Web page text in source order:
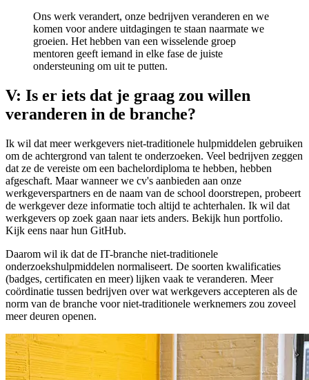
Ons werk verandert, onze bedrijven veranderen en we
komen voor andere uitdagingen te staan naarmate we
groeien. Het hebben van een wisselende groep
mentoren geeft iemand in elke fase de juiste
ondersteuning om uit te putten.
V: Is er iets dat je graag zou willen
veranderen in de branche?
Ik wil dat meer werkgevers niet-traditionele hulpmiddelen gebruiken
om de achtergrond van talent te onderzoeken. Veel bedrijven zeggen
dat ze de vereiste om een bachelordiploma te hebben, hebben
afgeschaft. Maar wanneer we cv's aanbieden aan onze
werkgeverspartners en de naam van de school doorstrepen, probeert
de werkgever deze informatie toch altijd te achterhalen. Ik wil dat
werkgevers op zoek gaan naar iets anders. Bekijk hun portfolio.
Kijk eens naar hun GitHub.
Daarom wil ik dat de IT-branche niet-traditionele
onderzoekshulpmiddelen normaliseert. De soorten kwalificaties
(badges, certificaten en meer) lijken vaak te veranderen. Meer
coördinatie tussen bedrijven over wat werkgevers accepteren als de
norm van de branche voor niet-traditionele werknemers zou zoveel
meer deuren openen.